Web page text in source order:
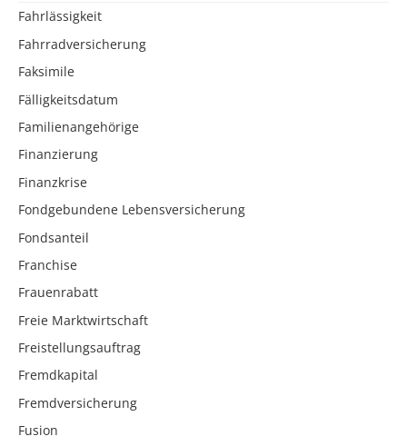
Fahrlässigkeit
Fahrradversicherung
Faksimile
Fälligkeitsdatum
Familienangehörige
Finanzierung
Finanzkrise
Fondgebundene Lebensversicherung
Fondsanteil
Franchise
Frauenrabatt
Freie Marktwirtschaft
Freistellungsauftrag
Fremdkapital
Fremdversicherung
Fusion